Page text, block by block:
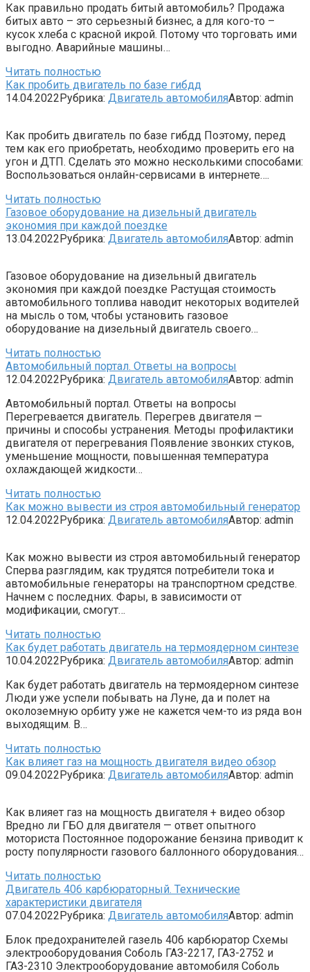
Как правильно продать битый автомобиль? Продажа
битых авто – это серьезный бизнес, а для кого-то –
кусок хлеба с красной икрой. Потому что торговать ими
выгодно. Аварийные машины…
Читать полностью
Как пробить двигатель по базе гибдд
14.04.2022Рубрика: Двигатель автомобиляАвтор: admin
Как пробить двигатель по базе гибдд Поэтому, перед
тем как его приобретать, необходимо проверить его на
угон и ДТП. Сделать это можно несколькими способами:
Воспользоваться онлайн-сервисами в интернете….
Читать полностью
Газовое оборудование на дизельный двигатель
экономия при каждой поездке
13.04.2022Рубрика: Двигатель автомобиляАвтор: admin
Газовое оборудование на дизельный двигатель
экономия при каждой поездке Растущая стоимость
автомобильного топлива наводит некоторых водителей
на мысль о том, чтобы установить газовое
оборудование на дизельный двигатель своего…
Читать полностью
Автомобильный портал. Ответы на вопросы
12.04.2022Рубрика: Двигатель автомобиляАвтор: admin
Автомобильный портал. Ответы на вопросы
Перегревается двигатель. Перегрев двигателя —
причины и способы устранения. Методы профилактики
двигателя от перегревания Появление звонких стуков,
уменьшение мощности, повышенная температура
охлаждающей жидкости…
Читать полностью
Как можно вывести из строя автомобильный генератор
12.04.2022Рубрика: Двигатель автомобиляАвтор: admin
Как можно вывести из строя автомобильный генератор
Сперва разглядим, как трудятся потребители тока и
автомобильные генераторы на транспортном средстве.
Начнем с последних. Фары, в зависимости от
модификации, смогут…
Читать полностью
Как будет работать двигатель на термоядерном синтезе
10.04.2022Рубрика: Двигатель автомобиляАвтор: admin
Как будет работать двигатель на термоядерном синтезе
Люди уже успели побывать на Луне, да и полет на
околоземную орбиту уже не кажется чем-то из ряда вон
выходящим. В…
Читать полностью
Как влияет газ на мощность двигателя видео обзор
09.04.2022Рубрика: Двигатель автомобиляАвтор: admin
Как влияет газ на мощность двигателя + видео обзор
Вредно ли ГБО для двигателя — ответ опытного
моториста Постоянное подорожание бензина приводит к
росту популярности газового баллонного оборудования…
Читать полностью
Двигатель 406 карбюраторный. Технические
характеристики двигателя
07.04.2022Рубрика: Двигатель автомобиляАвтор: admin
Блок предохранителей газель 406 карбюратор Схемы
электрооборудования Соболь ГАЗ-2217, ГАЗ-2752 и
ГАЗ-2310 Электрооборудование автомобиля Соболь